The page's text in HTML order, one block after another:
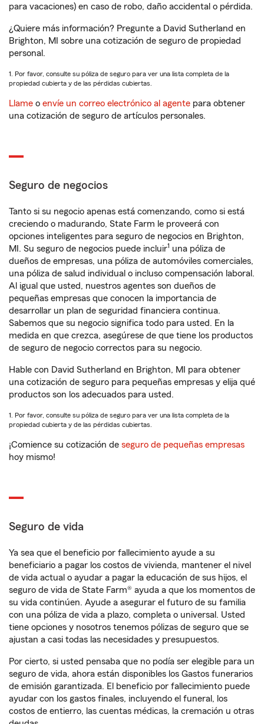
para vacaciones) en caso de robo, daño accidental o pérdida.
¿Quiere más información? Pregunte a David Sutherland en
Brighton, MI sobre una cotización de seguro de propiedad
personal.
1. Por favor, consulte su póliza de seguro para ver una lista completa de la
propiedad cubierta y de las pérdidas cubiertas.
Llame o envíe un correo electrónico al agente para obtener
una cotización de seguro de artículos personales.
Seguro de negocios
Tanto si su negocio apenas está comenzando, como si está
creciendo o madurando, State Farm le proveerá con
opciones inteligentes para seguro de negocios en Brighton,
MI. Su seguro de negocios puede incluir1 una póliza de
dueños de empresas, una póliza de automóviles comerciales,
una póliza de salud individual o incluso compensación laboral.
Al igual que usted, nuestros agentes son dueños de
pequeñas empresas que conocen la importancia de
desarrollar un plan de seguridad financiera continua.
Sabemos que su negocio significa todo para usted. En la
medida en que crezca, asegúrese de que tiene los productos
de seguro de negocio correctos para su negocio.
Hable con David Sutherland en Brighton, MI para obtener
una cotización de seguro para pequeñas empresas y elija qué
productos son los adecuados para usted.
1. Por favor, consulte su póliza de seguro para ver una lista completa de la
propiedad cubierta y de las pérdidas cubiertas.
¡Comience su cotización de seguro de pequeñas empresas
hoy mismo!
Seguro de vida
Ya sea que el beneficio por fallecimiento ayude a su
beneficiario a pagar los costos de vivienda, mantener el nivel
de vida actual o ayudar a pagar la educación de sus hijos, el
seguro de vida de State Farm® ayuda a que los momentos de
su vida continúen. Ayude a asegurar el futuro de su familia
con una póliza de vida a plazo, completa o universal. Usted
tiene opciones y nosotros tenemos pólizas de seguro que se
ajustan a casi todas las necesidades y presupuestos.
Por cierto, si usted pensaba que no podía ser elegible para un
seguro de vida, ahora están disponibles los Gastos funerarios
de emisión garantizada. El beneficio por fallecimiento puede
ayudar con los gastos finales, incluyendo el funeral, los
costos de entierro, las cuentas médicas, la cremación u otras